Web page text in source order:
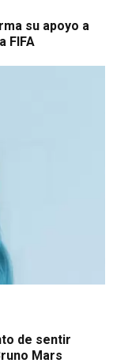
su apoyo a
FIFA
de sentir
Mars